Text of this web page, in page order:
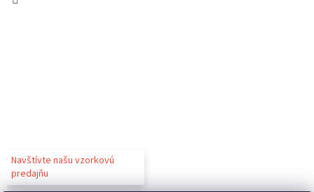
Navštívte našu vzorkovú
predajňu